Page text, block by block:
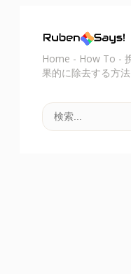
Home - How To -
果的に除去する方法